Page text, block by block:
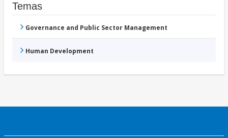
Temas
Governance and Public Sector Management
Human Development